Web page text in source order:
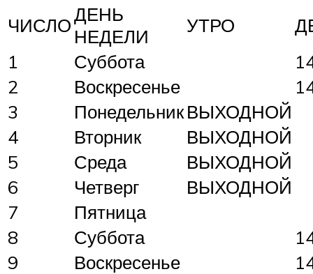
ЧИСЛОДЕНЬ
НЕДЕЛИ
УТРО
1
Суббота
2
Воскресенье
3
ПонедельникВЫХОДНОЙ
4
Вторник
ВЫХОДНОЙ
5
Среда
ВЫХОДНОЙ
6
Четверг
ВЫХОДНОЙ
7
Пятница
8
Суббота
9
Воскресенье